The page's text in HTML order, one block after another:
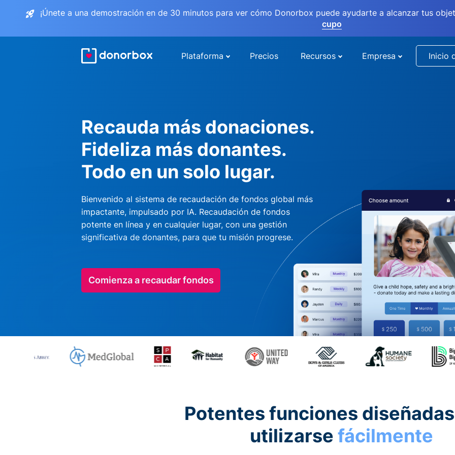
¡Únete a una demostración en de 30 minutos para ver cómo Donorbox puede ayudarte a alcanzar tus
cupo
Plataforma Precios Recursos Empresa Inicio
Recauda más donaciones.
Fideliza más donantes.
Todo en un solo lugar.
Bienvenido al sistema de recaudación de fondos global más
impactante, impulsado por IA. Recaudación de fondos
potente en línea y en cualquier lugar, con una gestión
significativa de donantes, para que tu misión progrese.
Comienza a recaudar fondos
Potentes funciones
utilizarse fácilmente